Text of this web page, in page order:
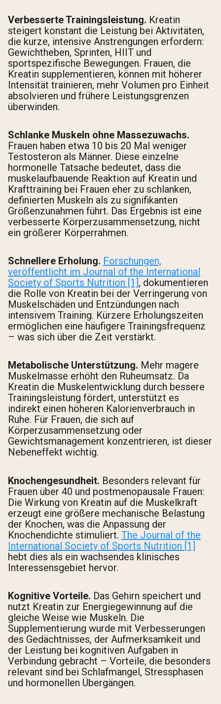
Verbesserte Trainingsleistung. Kreatin
steigert konstant die Leistung bei Aktivitäten,
die kurze, intensive Anstrengungen erfordern:
Gewichtheben, Sprinten, HIIT und
sportspezifische Bewegungen. Frauen, die
Kreatin supplementieren, können mit höherer
Intensität trainieren, mehr Volumen pro Einheit
absolvieren und frühere Leistungsgrenzen
überwinden.
Schlanke Muskeln ohne Massezuwachs.
Frauen haben etwa 10 bis 20 Mal weniger
Testosteron als Männer. Diese einzelne
hormonelle Tatsache bedeutet, dass die
muskelaufbauende Reaktion auf Kreatin und
Krafttraining bei Frauen eher zu schlanken,
definierten Muskeln als zu signifikanten
Größenzunahmen führt. Das Ergebnis ist eine
verbesserte Körperzusammensetzung, nicht
ein größerer Körperrahmen.
Schnellere Erholung. Forschungen,
veröffentlicht im Journal of the International
Society of Sports Nutrition [1], dokumentieren
die Rolle von Kreatin bei der Verringerung von
Muskelschäden und Entzündungen nach
intensivem Training. Kürzere Erholungszeiten
ermöglichen eine häufigere Trainingsfrequenz
– was sich über die Zeit verstärkt.
Metabolische Unterstützung. Mehr magere
Muskelmasse erhöht den Ruheumsatz. Da
Kreatin die Muskelentwicklung durch bessere
Trainingsleistung fördert, unterstützt es
indirekt einen höheren Kalorienverbrauch in
Ruhe. Für Frauen, die sich auf
Körperzusammensetzung oder
Gewichtsmanagement konzentrieren, ist dieser
Nebeneffekt wichtig.
Knochengesundheit. Besonders relevant für
Frauen über 40 und postmenopausale Frauen:
Die Wirkung von Kreatin auf die Muskelkraft
erzeugt eine größere mechanische Belastung
der Knochen, was die Anpassung der
Knochendichte stimuliert. The Journal of the
International Society of Sports Nutrition [1]
hebt dies als ein wachsendes klinisches
Interessensgebiet hervor.
Kognitive Vorteile. Das Gehirn speichert und
nutzt Kreatin zur Energiegewinnung auf die
gleiche Weise wie Muskeln. Die
Supplementierung wurde mit Verbesserungen
des Gedächtnisses, der Aufmerksamkeit und
der Leistung bei kognitiven Aufgaben in
Verbindung gebracht – Vorteile, die besonders
relevant sind bei Schlafmangel, Stressphasen
und hormonellen Übergängen.